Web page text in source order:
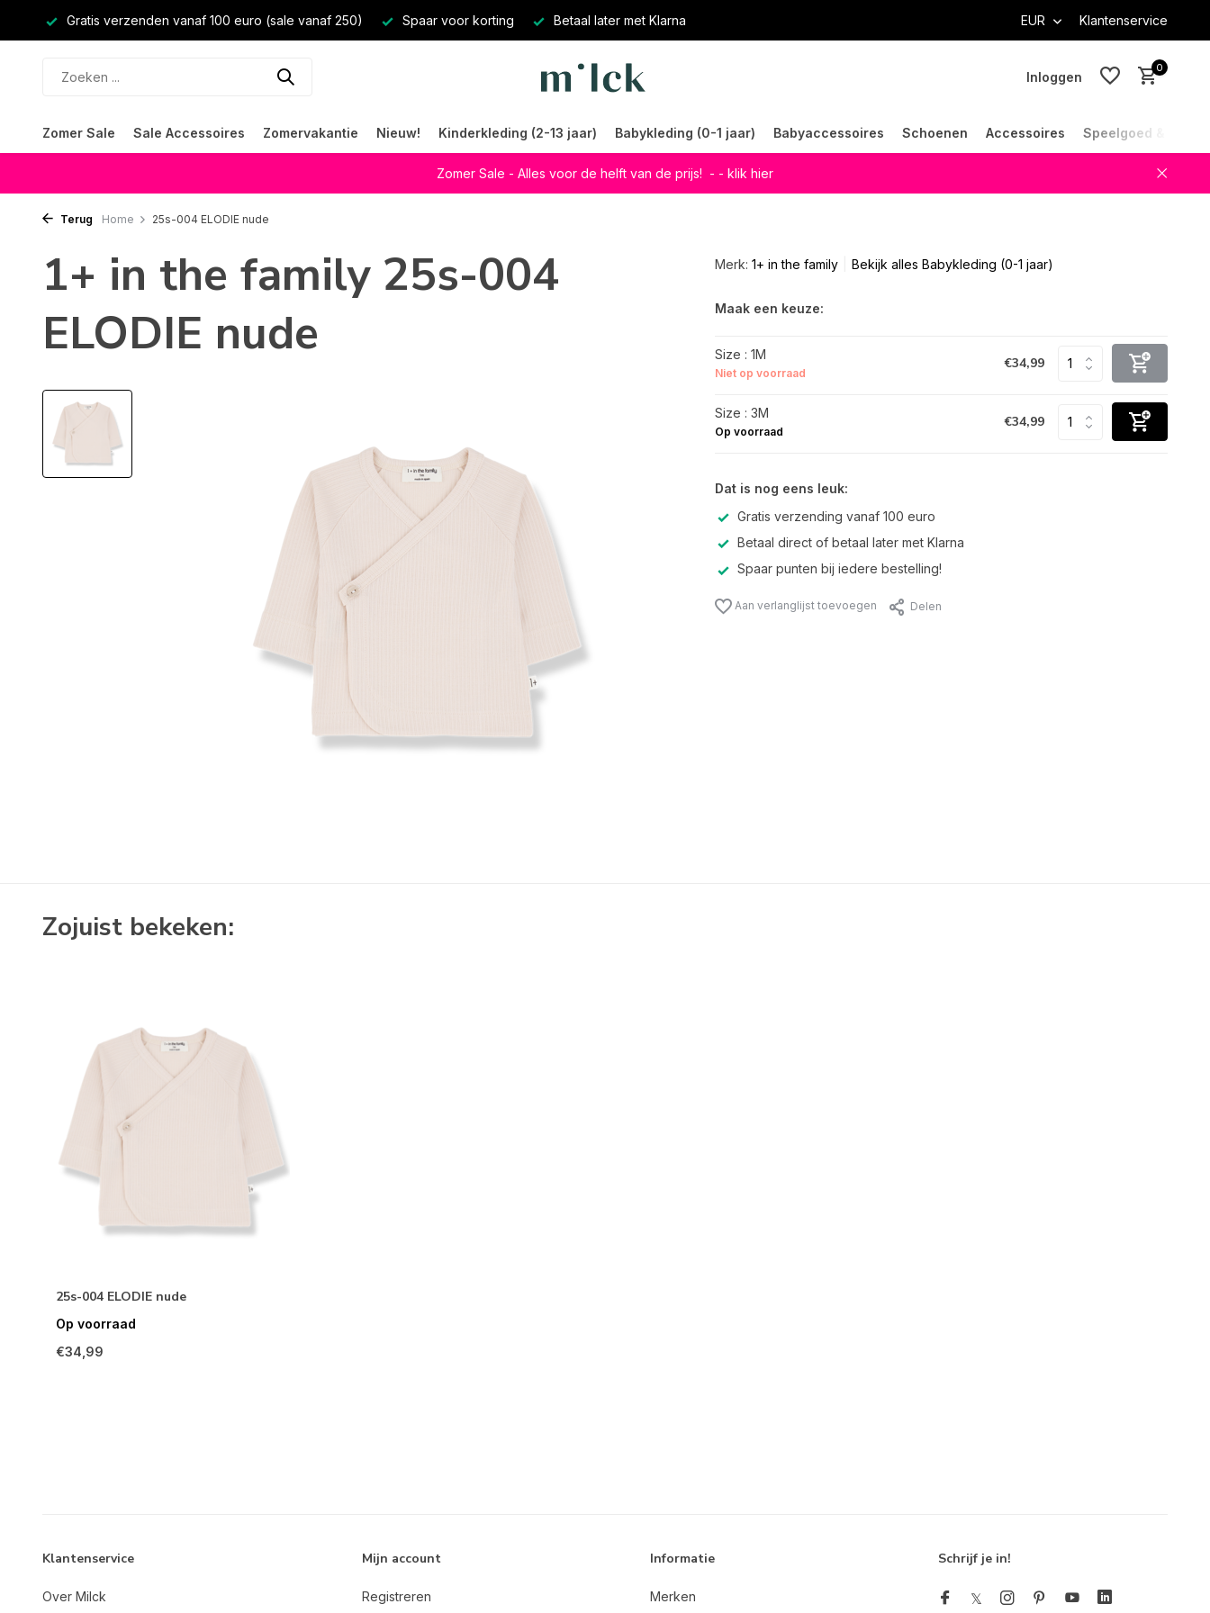
Gratis verzenden vanaf 100 euro (sale vanaf 250) Spaar voor korting Betaal later met Klarna EUR Klantenservice
Inloggen
0
Zomer Sale Sale Accessoires Zomervakantie Nieuw! Kinderkleding (2-13 jaar) Babykleding (0-1 jaar) Babyaccessoires Schoenen Accessoires Speelgoed &
Zomer Sale - Alles voor de helft van de prijs! - - klik hier
Terug Home 25s-004 ELODIE nude
1+ in the family 25s-004
ELODIE nude
Merk: 1+ in the family Bekijk alles Babykleding (0-1 jaar)
Maak een keuze:
Size : 1M
Niet op voorraad
€34,99
Size : 3M
Op voorraad
€34,99
Dat is nog eens leuk:
Gratis verzending vanaf 100 euro
Betaal direct of betaal later met Klarna
Spaar punten bij iedere bestelling!
Aan verlanglijst toevoegen Delen
Zojuist bekeken:
25s-004 ELODIE nude
Op voorraad
€34,99
Klantenservice
Over Milck
Mijn account
Registreren
Informatie
Merken
Schrijf je in!